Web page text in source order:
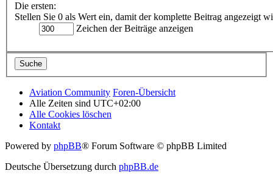
Die ersten:
Stellen Sie 0 als Wert ein, damit der komplette Beitrag angezeigt
Zeichen der Beiträge anzeigen
Aviation Community Foren-Übersicht
Alle Zeiten sind UTC+02:00
Alle Cookies löschen
Kontakt
Powered by phpBB® Forum Software © phpBB Limited
Deutsche Übersetzung durch phpBB.de